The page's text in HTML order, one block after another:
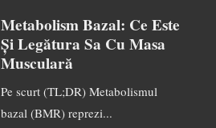
Metabolism Bazal: Ce Este
Și Legătura Sa Cu Masa
Musculară
Pe scurt (TL;DR) Metabolismul
bazal (BMR) reprezi...